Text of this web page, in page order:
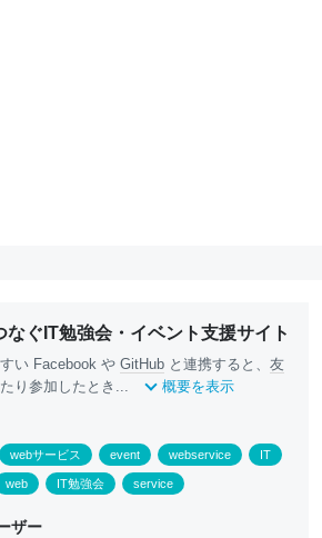
ぐIT勉強会・イベント支援サイト
い Facebook や GitHub と連携すると、 友
り参加したとき... 概要を表示
webサービス event webservice IT
web IT勉強会 service
ザー